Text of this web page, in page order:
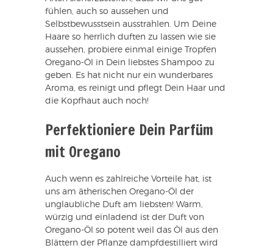
fühlen, auch so aussehen und
Selbstbewusstsein ausstrahlen. Um Deine
Haare so herrlich duften zu lassen wie sie
aussehen, probiere einmal einige Tropfen
Oregano-Öl in Dein liebstes Shampoo zu
geben. Es hat nicht nur ein wunderbares
Aroma, es reinigt und pflegt Dein Haar und
die Kopfhaut auch noch!
Perfektioniere Dein Parfüm
mit Oregano
Auch wenn es zahlreiche Vorteile hat, ist
uns am ätherischen Oregano-Öl der
unglaubliche Duft am liebsten! Warm,
würzig und einladend ist der Duft von
Oregano-Öl so potent weil das Öl aus den
Blättern der Pflanze dampfdestilliert wird